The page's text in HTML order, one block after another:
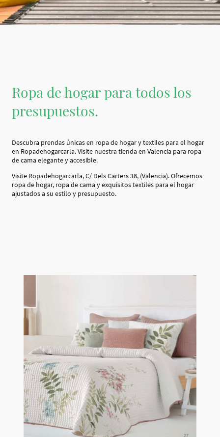
Ropa de hogar para todos los
presupuestos.
Descubra prendas únicas en ropa de hogar y textiles para el hogar
en Ropadehogarcarla. Visite nuestra tienda en Valencia para ropa
de cama elegante y accesible.
Visite Ropadehogarcarla, C/ Dels Carters 38, (Valencia). Ofrecemos
ropa de hogar, ropa de cama y exquisitos textiles para el hogar
ajustados a su estilo y presupuesto.